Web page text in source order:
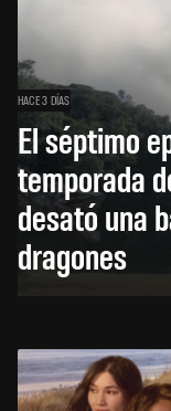
HACE 3 DÍAS
El séptimo
temporada
desató una
dragones